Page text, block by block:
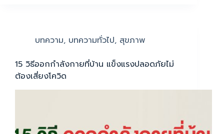
บทความ, บทความทั่วไป, สุขภาพ
15 วิธีออกกำลังกายที่บ้าน แข็งแรงปลอดภัยไม่
ต้องเสี่ยงโควิด